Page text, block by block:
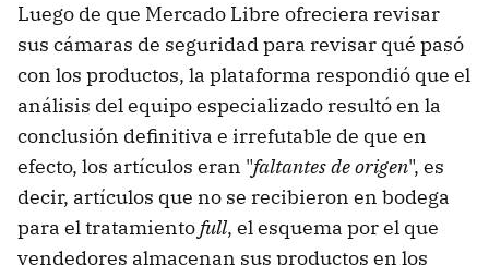
Luego de que Mercado Libre ofreciera revisar
sus cámaras de seguridad para revisar qué pasó
con los productos, la plataforma respondió que el
análisis del equipo especializado resultó en la
conclusión definitiva e irrefutable de que en
efecto, los artículos eran "faltantes de origen", es
decir, artículos que no se recibieron en bodega
para el tratamientofull, el esquema por el que
vendedores almacenan sus productos en los